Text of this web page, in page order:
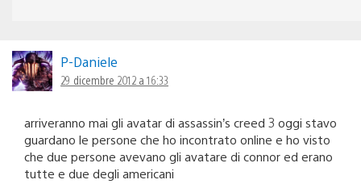
P-Daniele
29 dicembre 2012 a 16:33
arriveranno mai gli avatar di assassin’s creed 3 oggi stavo
guardano le persone che ho incontrato online e ho visto
che due persone avevano gli avatare di connor ed erano
tutte e due degli americani